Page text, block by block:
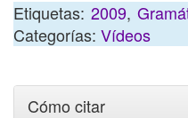
Etiquetas: 2009,
Categorías: Vídeos
Cómo citar